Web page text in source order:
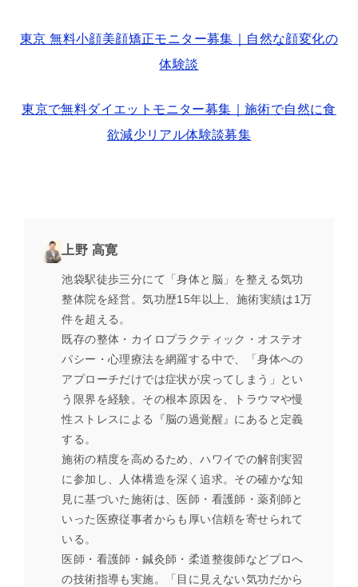
東京 無料小顔美顔矯正モニター募集｜自然な顔変化の
体験談
東京で無料ダイエットモニター募集｜施術で自然に食
欲減少リアル体験談募集
上野 高寛
池袋駅徒歩三分にて「身体と脳」を整える気功
整体院を経営。気功歴15年以上、施術実績は1万
件を超える。
既存の整体・カイロプラクティック・オステオ
パシー・心理療法を網羅する中で、「身体への
アプローチだけでは症状が戻ってしまう」とい
う限界を経験。その根本原因を、トラウマや慢
性ストレスによる『脳の過覚醒』にあると定義
する。
施術の精度を高めるため、ハワイでの解剖実習
に参加し、人体構造を深く追求。その確かな知
見に基づいた施術は、医師・看護師・薬剤師と
いった医療従事者からも厚い信頼を寄せられて
いる。
医師・看護師・鍼灸師・柔道整復師などプロへ
の技術指導も実施。「目に見えない気功だから